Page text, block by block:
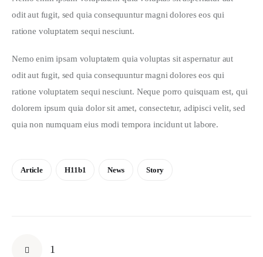
odit aut fugit, sed quia consequuntur magni dolores eos qui
ratione voluptatem sequi nesciunt.
Nemo enim ipsam voluptatem quia voluptas sit aspernatur aut
odit aut fugit, sed quia consequuntur magni dolores eos qui
ratione voluptatem sequi nesciunt. Neque porro quisquam est, qui
dolorem ipsum quia dolor sit amet, consectetur, adipisci velit, sed
quia non numquam eius modi tempora incidunt ut labore.
Article H11b1 News Story
1